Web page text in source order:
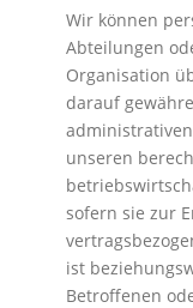
Wir können
Abteilungen
Organisation
darauf
unseren
sofern sie zur
ist
Betroffenen